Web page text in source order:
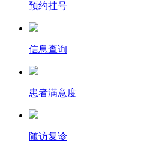
预约挂号
信息查询
患者满意度
随访复诊